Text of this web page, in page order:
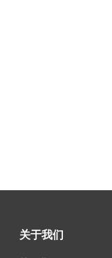
关于我们